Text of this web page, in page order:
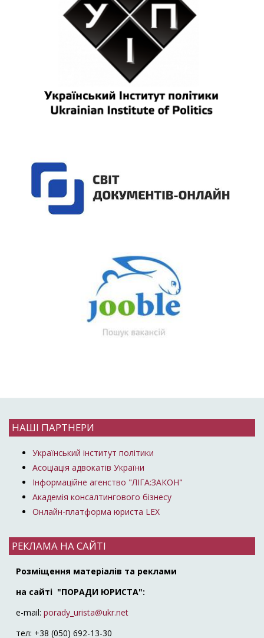
НАШІ ПАРТНЕРИ
Український інститут політики
Асоціація адвокатів України
Інформаційне агенство "ЛІГА:ЗАКОН"
Академія консалтингового бізнесу
Онлайн-платформа юриста LEX
РЕКЛАМА НА САЙТІ
Розміщення матеріалів та реклами
на сайті "ПОРАДИ ЮРИСТА":
e-mail: porady_urista@ukr.net
тел: +38 (050) 692-13-30